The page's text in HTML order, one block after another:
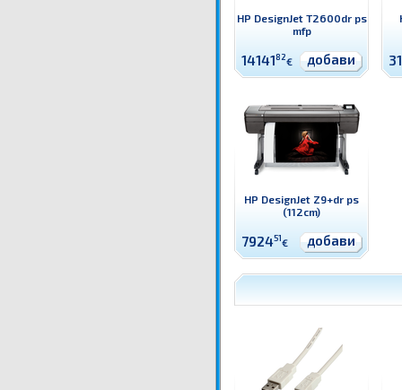
HP DesignJet T2600dr ps
mfp
1414182€ добави
HP DesignJet Z9+dr ps
(112cm)
792451€ добави